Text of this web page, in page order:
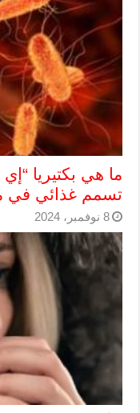
ما هي بكتيريا
تسمم غذائي في
8 نوفمبر، 2024